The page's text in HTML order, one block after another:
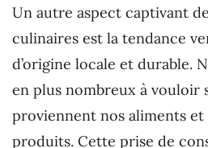
Un autre aspect captivant
culinaires est la tendance
d’origine locale et durable.
en plus nombreux à vouloir
proviennent nos aliments
produits. Cette prise de